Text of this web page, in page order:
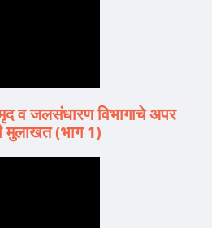
व जलसंधारण विभागाचे अपर
मुलाखत (भाग 1)